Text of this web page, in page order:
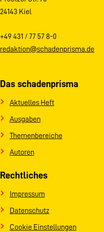
24143 Kiel
+49 431 / 77 57 8-0
redaktion@schadenprisma.de
Das schadenprisma
Aktuelles Heft
Ausgaben
Themenbereiche
Autoren
Rechtliches
Impressum
Datenschutz
Cookie Einstellungen